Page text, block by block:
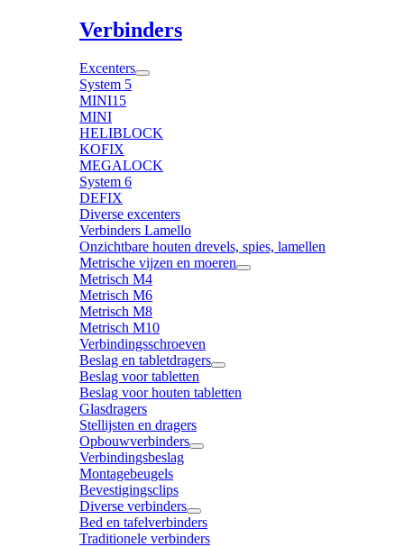
Verbinders
Excenters
System 5
MINI15
MINI
HELIBLOCK
KOFIX
MEGALOCK
System 6
DEFIX
Diverse excenters
Verbinders Lamello
Onzichtbare houten drevels, spies, lamellen
Metrische vijzen en moeren
Metrisch M4
Metrisch M6
Metrisch M8
Metrisch M10
Verbindingsschroeven
Beslag en tabletdragers
Beslag voor tabletten
Beslag voor houten tabletten
Glasdragers
Stellijsten en dragers
Opbouwverbinders
Verbindingsbeslag
Montagebeugels
Bevestigingsclips
Diverse verbinders
Bed en tafelverbinders
Traditionele verbinders